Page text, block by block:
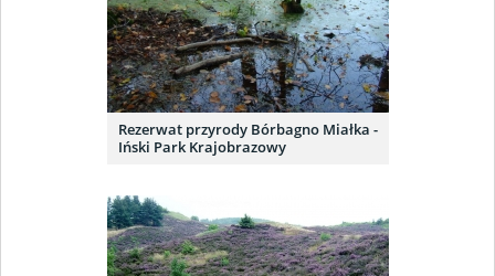
Rezerwat przyrody Bórbagno Miałka -
Iński Park Krajobrazowy